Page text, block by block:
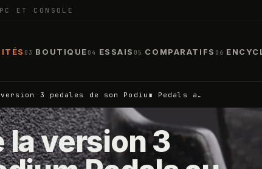
ET CONSOLE
03 BOUTIQUE 04 ESSAIS 05 COMPARATIFS 06
3 pedales de son Podium Pedals a…
la version 3